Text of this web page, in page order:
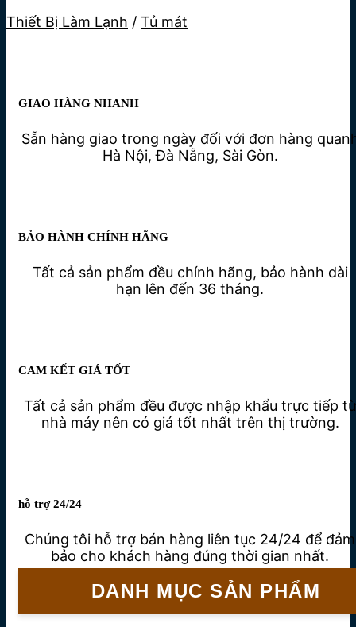
Thiết Bị Làm Lạnh / Tủ mát
GIAO HÀNG NHANH
Sẵn hàng giao trong ngày đối với đơn hàng
Hà Nội, Đà Nẵng, Sài Gòn.
BẢO HÀNH CHÍNH HÃNG
Tất cả sản phẩm đều chính hãng, bảo hành dài
hạn lên đến 36 tháng.
CAM KẾT GIÁ TỐT
Tất cả sản phẩm đều được nhập khẩu trực tiếp từ
nhà máy nên có giá tốt nhất trên thị trường.
hỗ trợ 24/24
Chúng tôi hỗ trợ bán hàng liên tục 24/24 để đảm
bảo cho khách hàng đúng thời gian nhất.
DANH MỤC SẢN PHẨM